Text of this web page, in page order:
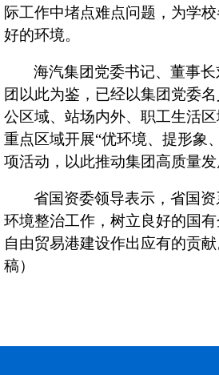
际工作中堵点难点问题，为学
好的环境。
海汽集团党委书记、董事
团以此为鉴，已经以集团党委
公区域、站场内外、职工生活
重点区域开展“优环境、提形象
项活动，以此推动集团高质量发
省国资委领导表示，省国
环境整治工作，树立良好的国
自由贸易港建设作出应有的贡
稿）